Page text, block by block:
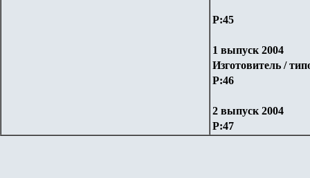
P:45
1 выпуск 2004
Изготовитель /
P:46
2 выпуск 2004
P:47